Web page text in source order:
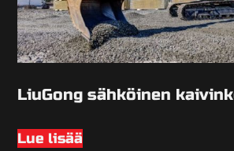
LiuGong sähköinen
Lue lisää